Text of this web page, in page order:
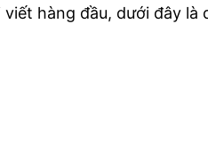
hàng đầu, dưới đây